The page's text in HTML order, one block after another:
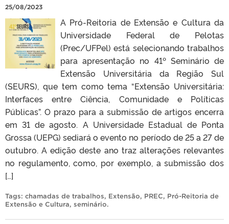
25/08/2023
A Pró-Reitoria de Extensão e Cultura da
Universidade Federal de Pelotas
(Prec/UFPel) está selecionando trabalhos
para apresentação no 41º Seminário de
Extensão Universitária da Região Sul
(SEURS), que tem como tema “Extensão Universitária:
Interfaces entre Ciência, Comunidade e Políticas
Públicas”. O prazo para a submissão de artigos encerra
em 31 de agosto. A Universidade Estadual de Ponta
Grossa (UEPG) sediará o evento no período de 25 a 27 de
outubro. A edição deste ano traz alterações relevantes
no regulamento, como, por exemplo, a submissão dos
[…]
Tags: chamadas de trabalhos, Extensão, PREC, Pró-Reitoria de
Extensão e Cultura, seminário.